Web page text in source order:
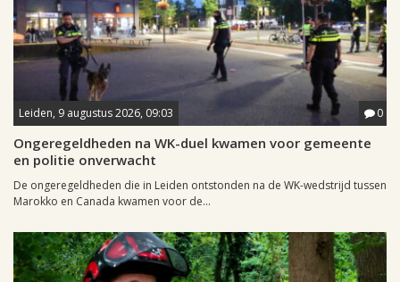
Leiden, 9 augustus 2026, 09:03 0
Ongeregeldheden na WK-duel kwamen voor gemeente
en politie onverwacht
De ongeregeldheden die in Leiden ontstonden na de WK-wedstrijd tussen
Marokko en Canada kwamen voor de...